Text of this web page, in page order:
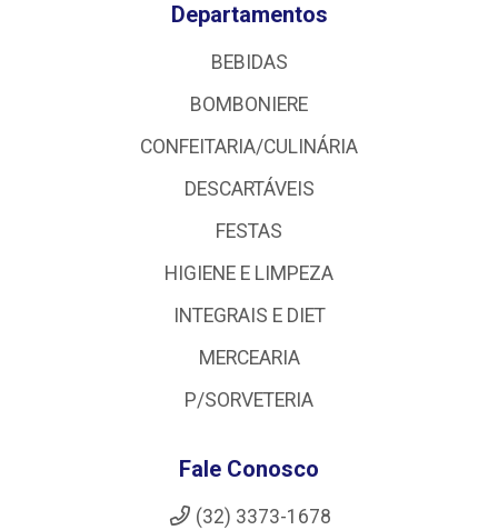
Departamentos
BEBIDAS
BOMBONIERE
CONFEITARIA/CULINÁRIA
DESCARTÁVEIS
FESTAS
HIGIENE E LIMPEZA
INTEGRAIS E DIET
MERCEARIA
P/SORVETERIA
Fale Conosco
(32) 3373-1678